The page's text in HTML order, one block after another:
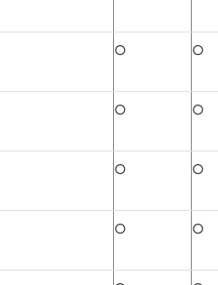
○ ○
○ ○
○ ○
○ ○